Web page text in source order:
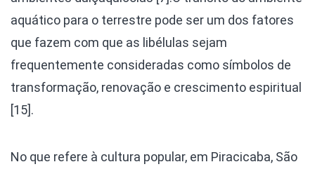
aquático para o terrestre pode ser um dos fatores
que fazem com que as libélulas sejam
frequentemente consideradas como símbolos de
transformação, renovação e crescimento espiritual
[15].
No que refere à cultura popular, em Piracicaba, São